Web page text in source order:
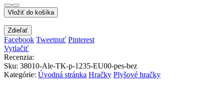
Vložiť do košíka
Zdieľať
Facebook Tweetnuť Pinterest
Vytlačiť
Recenzia:
Sku: 38010-Ale-TK-p-1235-EU00-pes-bez
Kategórie: Úvodná stránka Hračky Plyšové hračky